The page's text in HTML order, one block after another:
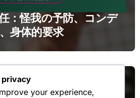
：怪我の予防、コンデ
身体的要求
your experience,